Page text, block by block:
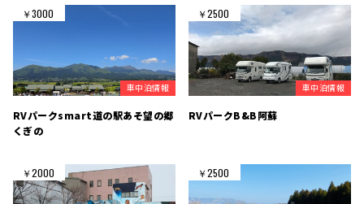
￥3000
車中泊情報
RVパークsmart道の駅あそ望の郷
くぎの
￥2500
車中泊情報
RVパークB&B阿蘇
￥2000 ￥2500